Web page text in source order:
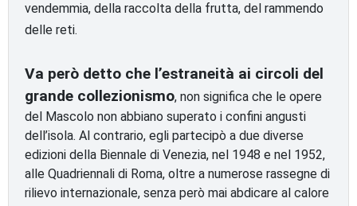
vendemmia, della raccolta della frutta, del rammendo
delle reti.
Va però detto che l’estraneità ai circoli del
grande collezionismo, non significa che le opere
del Mascolo non abbiano superato i confini angusti
dell’isola. Al contrario, egli partecipò a due diverse
edizioni della Biennale di Venezia, nel 1948 e nel 1952,
alle Quadriennali di Roma, oltre a numerose rassegne di
rilievo internazionale, senza però mai abdicare al calore